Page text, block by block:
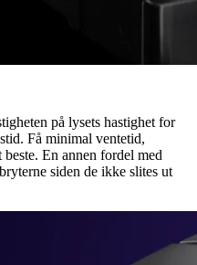
på lysets hastighet for
Få minimal ventetid,
En annen fordel med
siden de ikke slites ut